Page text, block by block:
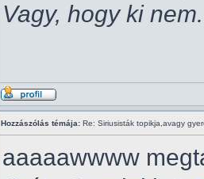
Vagy, hogy ki
Hozzászólás témája: Re: Siriusisták topikja,avagy
aaaaawwww